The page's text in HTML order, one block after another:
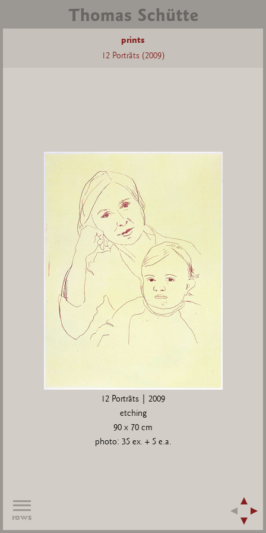
prints
12 Porträts (2009)
12 Porträts | 2009
etching
90 x 70 cm
photo: 35 ex. + 5 e.a.
rows